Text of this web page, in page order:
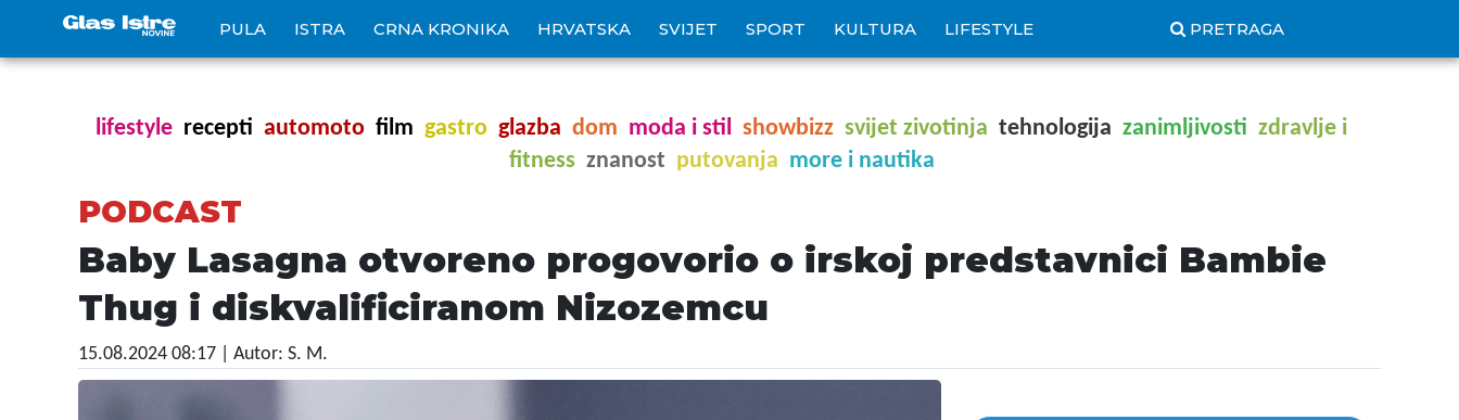
PULA ISTRA CRNA KRONIKA HRVATSKA SVIJET SPORT KULTURA LIFESTYLE PRETRAGA
lifestyle recepti automoto film gastro glazba dom moda i stil showbizz svijet zivotinja tehnologija zanimljivosti zdravlje i
fitness znanost putovanja more i nautika
PODCAST
Baby Lasagna otvoreno progovorio o irskoj predstavnici Bambie
Thug i diskvalificiranom Nizozemcu
15.08.2024 08:17 | Autor: S. M.